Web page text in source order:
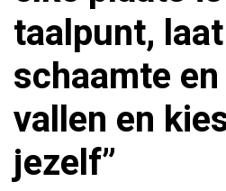
taalpunt,
schaamte
vallen en
jezelf”